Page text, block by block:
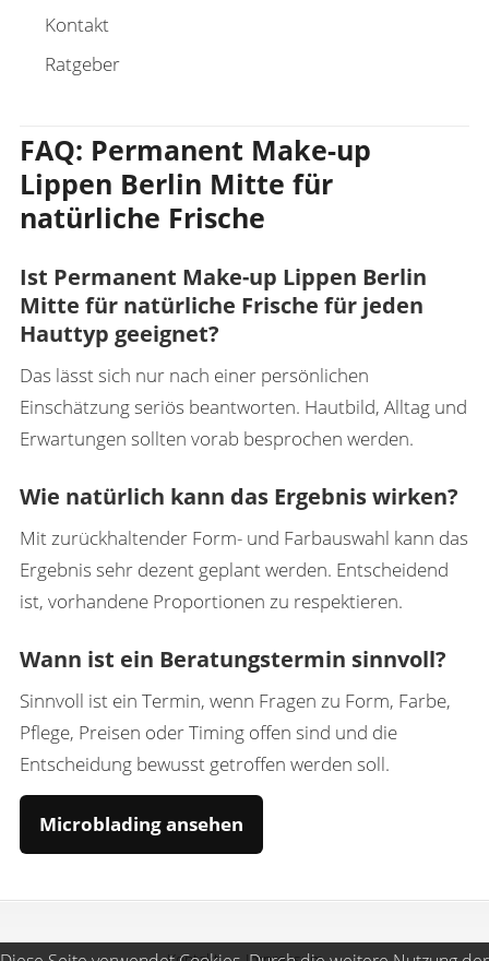
Kontakt
Ratgeber
FAQ: Permanent Make-up
Lippen Berlin Mitte für
natürliche Frische
Ist Permanent Make-up Lippen Berlin
Mitte für natürliche Frische für jeden
Hauttyp geeignet?
Das lässt sich nur nach einer persönlichen
Einschätzung seriös beantworten. Hautbild, Alltag und
Erwartungen sollten vorab besprochen werden.
Wie natürlich kann das Ergebnis wirken?
Mit zurückhaltender Form- und Farbauswahl kann das
Ergebnis sehr dezent geplant werden. Entscheidend
ist, vorhandene Proportionen zu respektieren.
Wann ist ein Beratungstermin sinnvoll?
Sinnvoll ist ein Termin, wenn Fragen zu Form, Farbe,
Pflege, Preisen oder Timing offen sind und die
Entscheidung bewusst getroffen werden soll.
Microblading ansehen